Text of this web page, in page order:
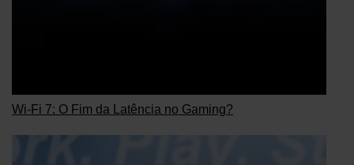
Wi-Fi 7: O Fim da Latência no Gaming?